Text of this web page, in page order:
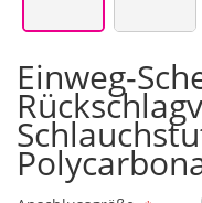
Anfang
der
Bildgalerie
springen
Einweg-